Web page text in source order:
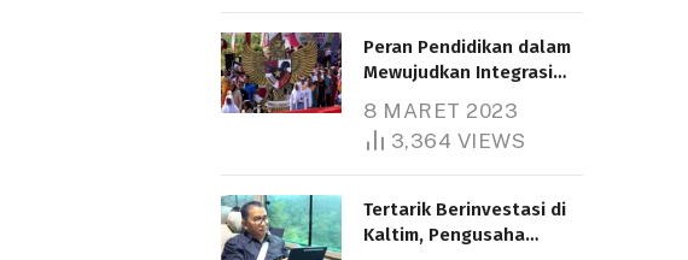
Peran Pendidikan dalam
Mewujudkan Integrasi
8 MARET 2023
3,364 VIEWS
Tertarik Berinvestasi di
Kaltim, Pengusaha